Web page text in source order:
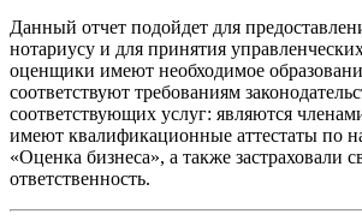
Данный отчет подойдет для
нотариусу и для принятия
оценщики имеют необходимое
соответствуют требованиям
соответствующих услуг: являются
имеют квалификационные аттестаты по
«Оценка бизнеса», а также застраховали
ответственность.